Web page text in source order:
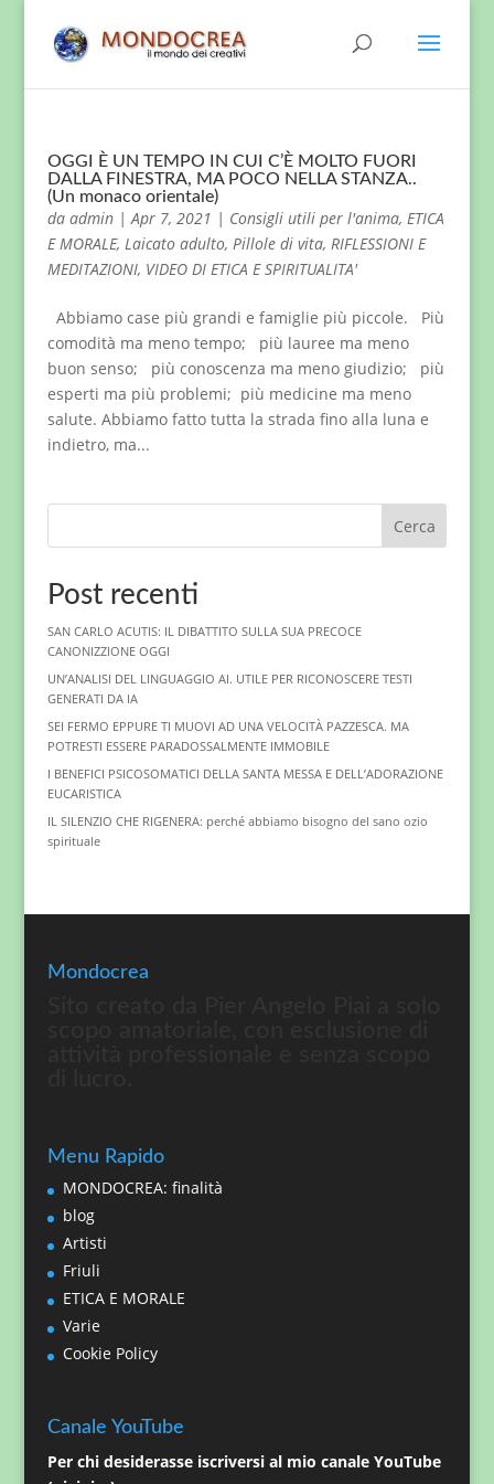
OGGI È UN TEMPO IN CUI C’È MOLTO FUORI
DALLA FINESTRA, MA POCO NELLA STANZA..
(Un monaco orientale)
da admin|Apr 7, 2021 | Consigli utili per l'anima, ETICA
E MORALE, Laicato adulto, Pillole di vita, RIFLESSIONI E
MEDITAZIONI, VIDEO DI ETICA E SPIRITUALITA'
Abbiamo case più grandi e famiglie più piccole. Più
comodità ma meno tempo; più lauree ma meno
buon senso; più conoscenza ma meno giudizio; più
esperti ma più problemi; più medicine ma meno
salute. Abbiamo fatto tutta la strada fino alla luna e
indietro, ma...
Cerca
Post recenti
SAN CARLO ACUTIS: IL DIBATTITO SULLA SUA PRECOCE
CANONIZZIONE OGGI
UN’ANALISI DEL LINGUAGGIO AI. UTILE PER RICONOSCERE TESTI
GENERATI DA IA
SEI FERMO EPPURE TI MUOVI AD UNA VELOCITÀ PAZZESCA. MA
POTRESTI ESSERE PARADOSSALMENTE IMMOBILE
I BENEFICI PSICOSOMATICI DELLA SANTA MESSA E DELL’ADORAZIONE
EUCARISTICA
IL SILENZIO CHE RIGENERA: perché abbiamo bisogno del sano ozio
spirituale
Mondocrea
Menu Rapido
MONDOCREA: finalità
blog
Artisti
Friuli
ETICA E MORALE
Varie
Cookie Policy
Canale YouTube
Per chi desiderasse iscriversi al mio canale YouTube